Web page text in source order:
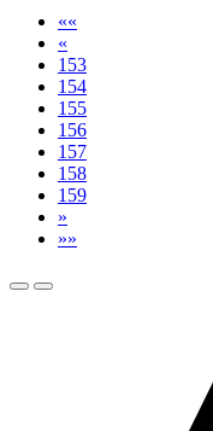
««
«
153
154
155
156
157
158
159
»
»»